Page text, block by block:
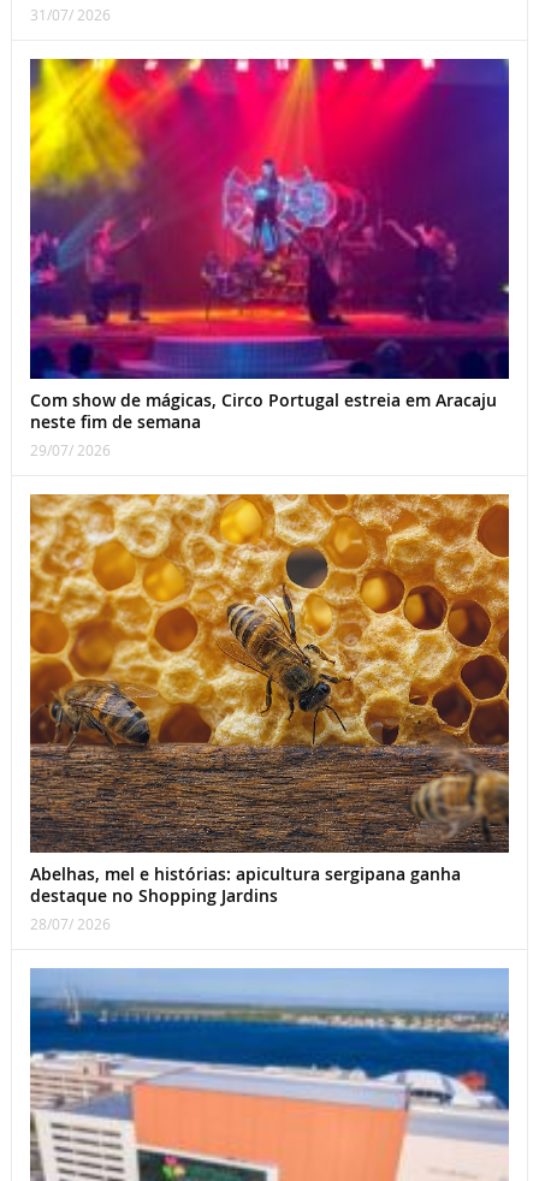
31/07/ 2026
Com show de mágicas, Circo Portugal estreia em Aracaju
neste fim de semana
29/07/ 2026
Abelhas, mel e histórias: apicultura sergipana ganha
destaque no Shopping Jardins
28/07/ 2026